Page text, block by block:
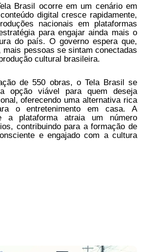
Brasil ocorre em um cenário em
digital cresce rapidamente,
nacionais em plataformas
para engajar ainda mais o
do país. O governo espera que,
pessoas se sintam conectadas
cultural brasileira.
de 550 obras, o Tela Brasil se
opção viável para quem deseja
oferecendo uma alternativa rica
o entretenimento em casa. A
a plataforma atraia um número
contribuindo para a formação de
e engajado com a cultura